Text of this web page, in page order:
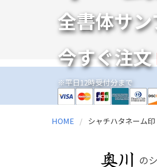
全書体サ
今すぐ注文
※平日12時受付分まで
HOME シャチハタネーム印
の